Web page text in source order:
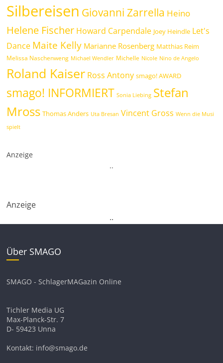
Silbereisen Giovanni Zarrella Heino
Helene Fischer Howard Carpendale Joey Heindle Let's
Dance Maite Kelly Marianne Rosenberg Matthias Reim
Melissa Naschenweng Michael Wendler Michelle Nicole Nino de Angelo
Roland Kaiser Ross Antony smago! AWARD
smago! INFORMIERT Sonia Liebing Stefan
Mross Thomas Anders Uta Bresan Vincent Gross Wenn die Musi
spielt
Anzeige
..
Anzeige
..
Über SMAGO
SMAGO - SchlagerMAGazin Online
Tichler Media UG
Max-Planck-Str. 7
D- 59423 Unna
Kontakt: info@smago.de